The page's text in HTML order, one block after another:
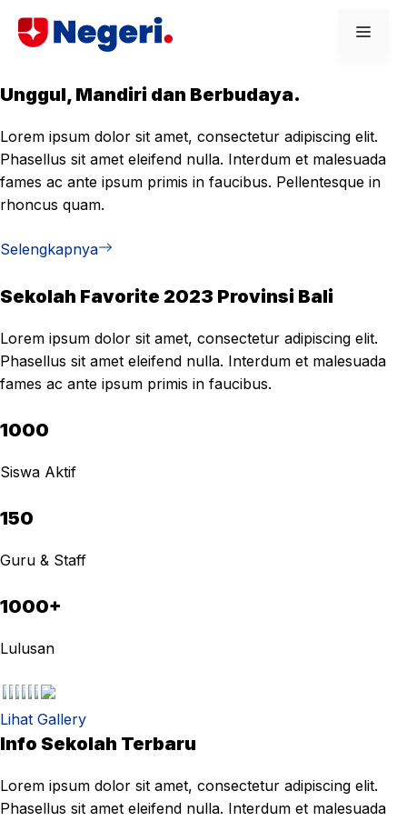
Unggul, Mandiri dan Berbudaya.
Lorem ipsum dolor sit amet, consectetur adipiscing elit.
Phasellus sit amet eleifend nulla. Interdum et malesuada
fames ac ante ipsum primis in faucibus. Pellentesque in
rhoncus quam.
Selengkapnya
Sekolah Favorite 2023 Provinsi Bali
Lorem ipsum dolor sit amet, consectetur adipiscing elit.
Phasellus sit amet eleifend nulla. Interdum et malesuada
fames ac ante ipsum primis in faucibus.
1000
Siswa Aktif
150
Guru & Staff
1000+
Lulusan
Lihat Gallery
Info Sekolah Terbaru
Lorem ipsum dolor sit amet, consectetur adipiscing elit.
Phasellus sit amet eleifend nulla. Interdum et malesuada